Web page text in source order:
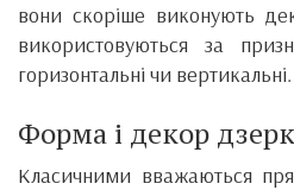
вони скоріше виконують
використовуються за
горизонтальні чи вертикальні.
Форма і декор
Класичними вважаються